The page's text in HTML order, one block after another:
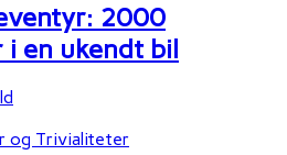
2000
i en ukendt bil
og Trivialiteter